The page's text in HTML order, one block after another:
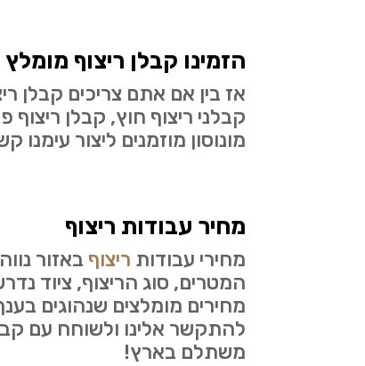
הזמינו קבלן ריצוף מומלץ
אז בין אם אתם צריכים קבלן
קבלני ריצוף חוץ, קבלן ריצוף
מונוסון מוזמנים ליצור עימנו
מחיר עבודות ריצוף
מחירי עבודות ריצוף באזור
המטרים, סוג הריצוף, ציוד
מחירים מומלצים שנהוגים
להתקשר אלינו ולשוחח עם
משתלם בארץ!